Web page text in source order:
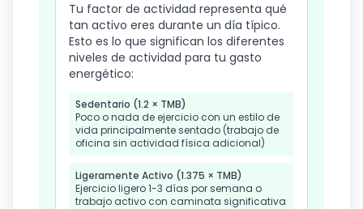
Tu factor de actividad representa qué
tan activo eres durante un día típico.
Esto es lo que significan los diferentes
niveles de actividad para tu gasto
energético:
Sedentario (1.2 × TMB)
Poco o nada de ejercicio con un estilo de
vida principalmente sentado (trabajo de
oficina sin actividad física adicional)
Ligeramente Activo (1.375 × TMB)
Ejercicio ligero 1-3 días por semana o
trabajo activo con caminata significativa